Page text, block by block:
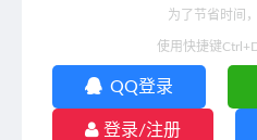
为了节省时间
使用快捷键
QQ登录
登录/注册